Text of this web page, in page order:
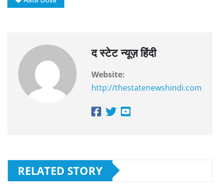
द स्टेट न्यूज़ हिंदी
Website:
http://thestatenewshindi.com
RELATED STORY